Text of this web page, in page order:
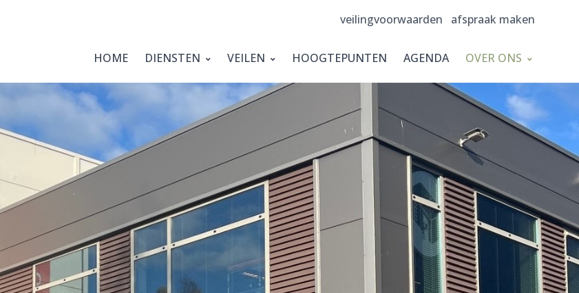
veilingvoorwaarden afspraak maken
HOME DIENSTEN VEILEN HOOGTEPUNTEN AGENDA OVER ONS